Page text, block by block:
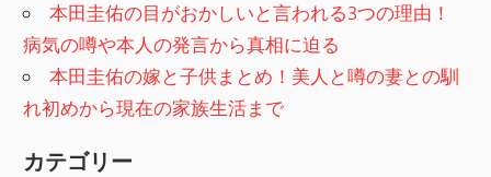
本田圭佑の目がおかしいと言われる3つの理由！
病気の噂や本人の発言から真相に迫る
本田圭佑の嫁と子供まとめ！美人と噂の妻との馴
れ初めから現在の家族生活まで
カテゴリー